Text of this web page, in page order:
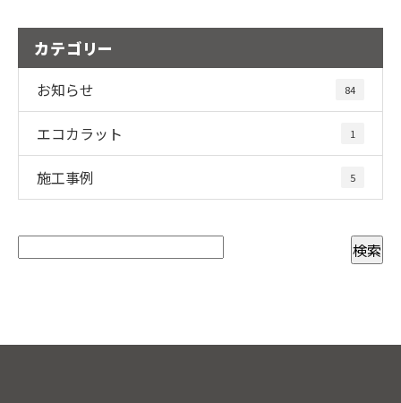
カテゴリー
お知らせ 84
エコカラット 1
施工事例 5